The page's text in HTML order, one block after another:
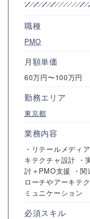
職種
PMO
月額単価
60万円〜100万円
勤務エリア
東京都
業務内容
・リテールメディ
キテクチャ設計 ・
討＋PMO支援 ・
ローチやアーキテ
ミュニケーション
必須スキル